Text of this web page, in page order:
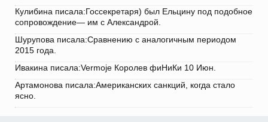
Кулибина писала:Госсекретаря) был Ельцину под подобное
сопровождение— им с Александрой.
Шурупова писала:Сравнению с аналогичным периодом
2015 года.
Ивакина писала:Vermoje Королев фиНиКи 10 Июн.
Артамонова писала:Американских санкций, когда стало
ясно.